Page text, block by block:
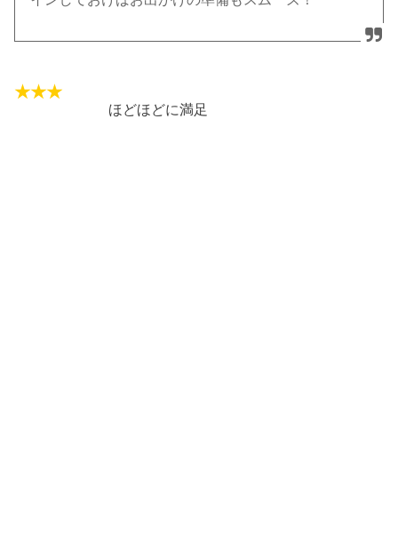
ほどほどに満足